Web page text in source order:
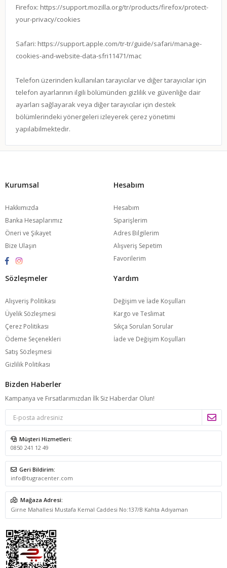
Firefox: https://support.mozilla.org/tr/products/firefox/protect-
your-privacy/cookies
Safari: https://support.apple.com/tr-tr/guide/safari/manage-
cookies-and-website-data-sfri11471/mac
Telefon üzerinden kullanılan tarayıcılar ve diğer tarayıcılar için
telefon ayarlarının ilgili bölümünden gizlilik ve güvenliğe dair
ayarları sağlayarak veya diğer tarayıcılar için destek
bölümlerindeki yönergeleri izleyerek çerez yönetimi
yapılabilmektedir.
Kurumsal
Hakkımızda
Banka Hesaplarımız
Öneri ve Şikayet
Bize Ulaşın
Hesabım
Hesabım
Siparişlerim
Adres Bilgilerim
Alışveriş Sepetim
Favorilerim
Sözleşmeler
Alışveriş Politikası
Üyelik Sözleşmesi
Çerez Politikası
Ödeme Seçenekleri
Satış Sözleşmesi
Gizlilik Politikası
Yardım
Değişim ve İade Koşulları
Kargo ve Teslimat
Sıkça Sorulan Sorular
İade ve Değişim Koşulları
Bizden Haberler
Kampanya ve Fırsatlarımızdan İlk Siz Haberdar Olun!
Müşteri Hizmetleri:
0850 241 12 49
Geri Bildirim:
info@tugracenter.com
Mağaza Adresi:
Girne Mahallesi Mustafa Kemal Caddesi No:137/B Kahta Adıyaman